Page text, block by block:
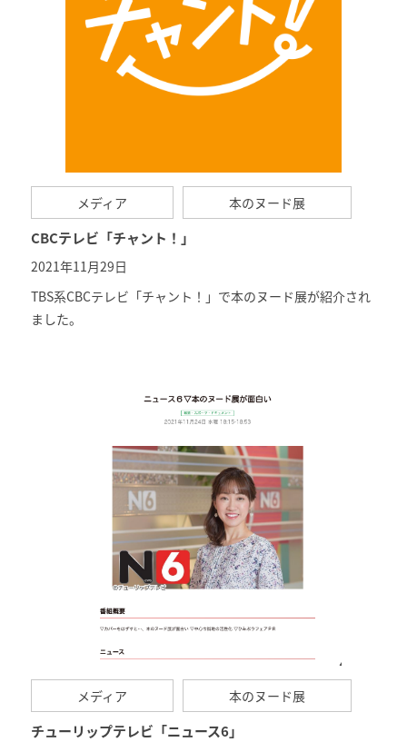
メディア 本のヌード展
CBCテレビ「チャント！」
2021年11月29日
TBS系CBCテレビ「チャント！」で本のヌード展が紹介され
ました。
メディア 本のヌード展
チューリップテレビ「ニュース6」